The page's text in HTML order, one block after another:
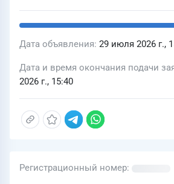
Дата объявления 29 июля 2026 г.,
Дата и время окончания подачи
2026 г., 15:40
Регистрационный номер